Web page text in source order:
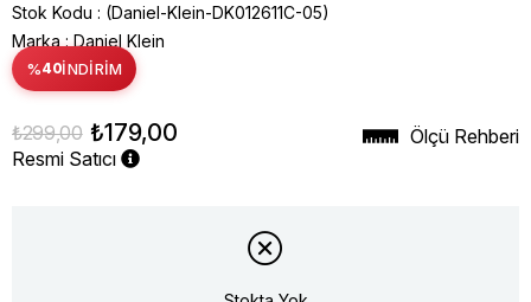
Stok Kodu
(Daniel-Klein-DK012611C-05)
Marka : Daniel Klein
%40İNDIRIM
₺299,00 ₺179,00
Resmi Satıcı
Ölçü Rehberi